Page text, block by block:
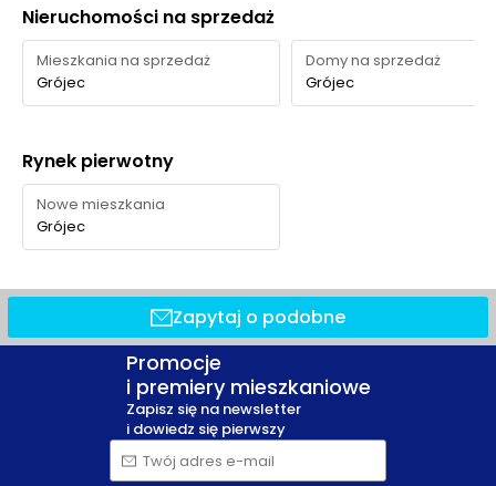
Nieruchomości na sprzedaż
Mieszkania na sprzedaż
Grójec
Domy na sprzedaż
Grójec
Rynek pierwotny
Nowe mieszkania
Grójec
Zapytaj o podobne
Promocje
i premiery mieszkaniowe
Zapisz się na newsletter
i dowiedz się pierwszy
Twój adres e-mail